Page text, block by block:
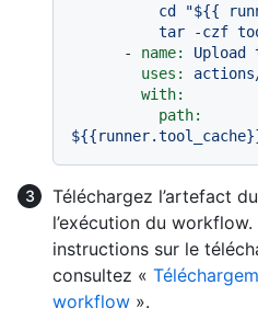
-
name: Upload
uses:
with:
path:
Téléchargez l’artefact
l’exécution du
instructions sur le
consultez «
workflow ».